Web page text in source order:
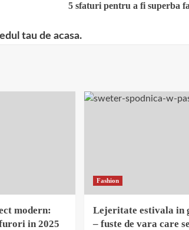
5 sfaturi pentru a fi superba
tau de acasa.
modern:
in 2025
Fashion
Lejeritate estivala in
– fuste de vara care se